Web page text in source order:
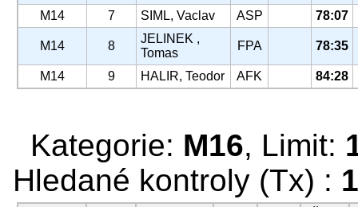
M14 7 SIML, Vaclav ASP 78:07
M14 8
JELINEK ,
Tomas
FPA 78:35
M14 9 HALIR, Teodor AFK 84:28
Kategorie: M16, Limit:
Hledané kontroly (Tx) :